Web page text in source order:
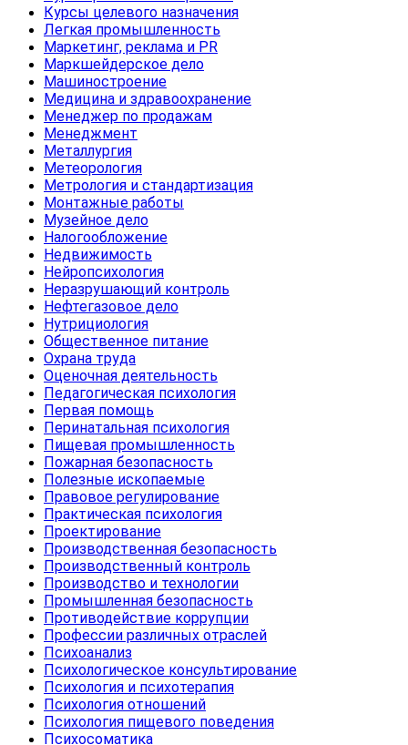
Курсы целевого назначения
Легкая промышленность
Маркетинг, реклама и PR
Маркшейдерское дело
Машиностроение
Медицина и здравоохранение
Менеджер по продажам
Менеджмент
Металлургия
Метеорология
Метрология и стандартизация
Монтажные работы
Музейное дело
Налогообложение
Недвижимость
Нейропсихология
Неразрушающий контроль
Нефтегазовое дело
Нутрициология
Общественное питание
Охрана труда
Оценочная деятельность
Педагогическая психология
Первая помощь
Перинатальная психология
Пищевая промышленность
Пожарная безопасность
Полезные ископаемые
Правовое регулирование
Практическая психология
Проектирование
Производственная безопасность
Производственный контроль
Производство и технологии
Промышленная безопасность
Противодействие коррупции
Профессии различных отраслей
Психоанализ
Психологическое консультирование
Психология и психотерапия
Психология отношений
Психология пищевого поведения
Психосоматика